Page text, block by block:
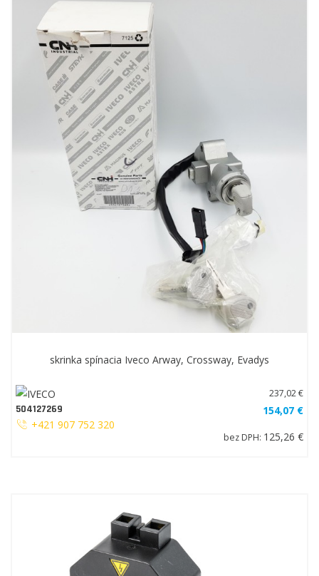
skrinka spínacia Iveco Arway, Crossway, Evadys
504127269
+421 907 752 320
237,02 €
154,07 €
bez DPH: 125,26 €